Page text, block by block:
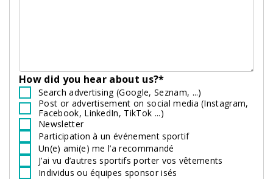
How did you hear about us?*
Search advertising (Google, Seznam, ...)
Post or advertisement on social media (Instagram,
Facebook, LinkedIn, TikTok ...)
Newsletter
Participation à un événement sportif
Un(e) ami(e) me l’a recommandé
J’ai vu d’autres sportifs porter vos vêtements
Individus ou équipes sponsor isés